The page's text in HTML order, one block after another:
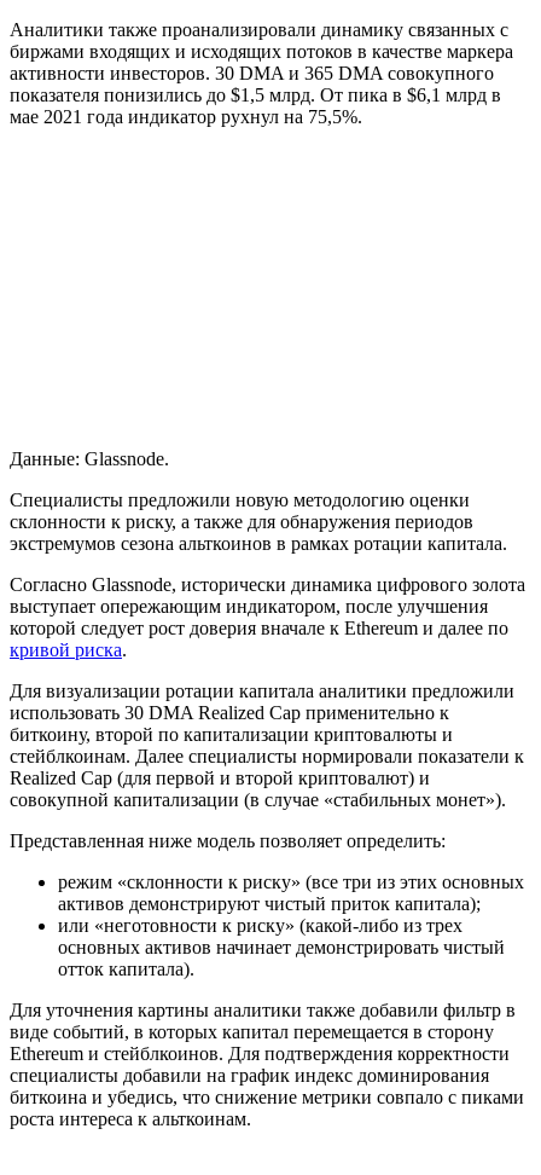
Аналитики также проанализировали динамику связанных с
биржами входящих и исходящих потоков в качестве маркера
активности инвесторов. 30 DMA и 365 DMA совокупного
показателя понизились до $1,5 млрд. От пика в $6,1 млрд в
мае 2021 года индикатор рухнул на 75,5%.
Данные: Glassnode.
Специалисты предложили новую методологию оценки
склонности к риску, а также для обнаружения периодов
экстремумов сезона альткоинов в рамках ротации капитала.
Согласно Glassnode, исторически динамика цифрового золота
выступает опережающим индикатором, после улучшения
которой следует рост доверия вначале к Ethereum и далее по
кривой риска.
Для визуализации ротации капитала аналитики предложили
использовать 30 DMA Realized Cap применительно к
биткоину, второй по капитализации криптовалюты и
стейблкоинам. Далее специалисты нормировали показатели к
Realized Cap (для первой и второй криптовалют) и
совокупной капитализации (в случае «стабильных монет»).
Представленная ниже модель позволяет определить:
режим «склонности к риску» (все три из этих основных
активов демонстрируют чистый приток капитала);
или «неготовности к риску» (какой-либо из трех
основных активов начинает демонстрировать чистый
отток капитала).
Для уточнения картины аналитики также добавили фильтр в
виде событий, в которых капитал перемещается в сторону
Ethereum и стейблкоинов. Для подтверждения корректности
специалисты добавили на график индекс доминирования
биткоина и убедись, что снижение метрики совпало с пиками
роста интереса к альткоинам.